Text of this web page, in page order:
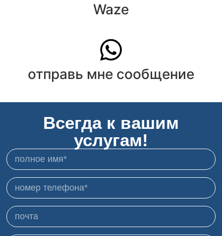
Waze
отправь мне сообщение
Всегда к вашим
услугам!